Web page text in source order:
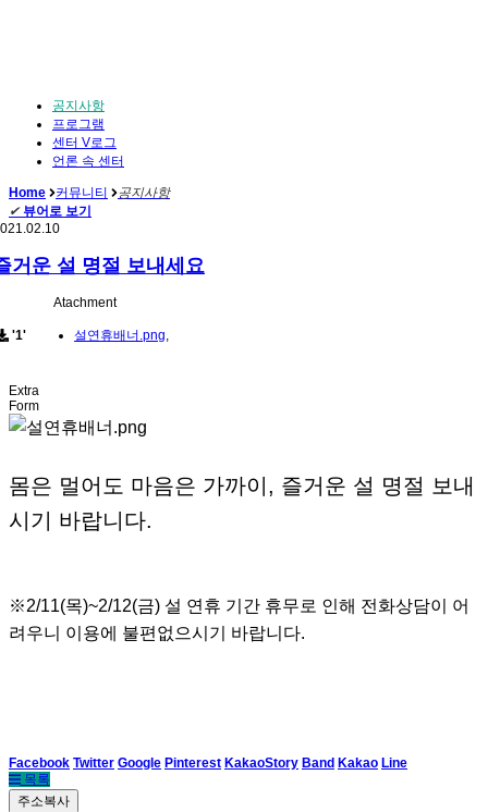
공지사항
프로그램
센터 V로그
언론 속 센터
Home 커뮤니티
공지사항
✔ 뷰어로 보기
거운 설 명절 보내세요
Atachment
'1' 설연휴배너.png,
Extra
Form
몸은 멀어도 마음은 가까이, 즐거운 설 명절 보내
시기 바랍니다.
※2/11(목)~2/12(금) 설 연휴 기간 휴무로 인해 전화상담이 어
려우니 이용에 불편없으시기 바랍니다.
Facebook Twitter Google Pinterest KakaoStory Band Kakao Line
목록